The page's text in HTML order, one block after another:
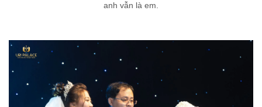
anh vẫn là em.